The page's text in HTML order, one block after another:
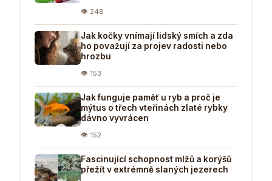
👁 248
Jak kočky vnímají lidský smích a zda
ho považují za projev radosti nebo
hrozbu
👁 153
Jak funguje paměť u ryb a proč je
mýtus o třech vteřinách zlaté rybky
dávno vyvrácen
👁 152
Fascinující schopnost mlžů a korýšů
přežít v extrémně slaných jezerech